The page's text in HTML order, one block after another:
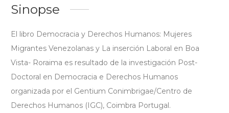
Sinopse
El libro Democracia y Derechos Humanos: Mujeres
Migrantes Venezolanas y La inserción Laboral en Boa
Vista- Roraima es resultado de la investigación Post-
Doctoral en Democracia e Derechos Humanos
organizada por el Gentium Conimbrigae/Centro de
Derechos Humanos (IGC), Coimbra Portugal.